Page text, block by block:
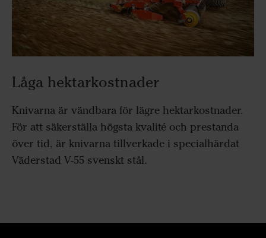
Låga hektarkostnader
Knivarna är vändbara för lägre hektarkostnader.
För att säkerställa högsta kvalité och prestanda
över tid, är knivarna tillverkade i specialhärdat
Väderstad V-55 svenskt stål.